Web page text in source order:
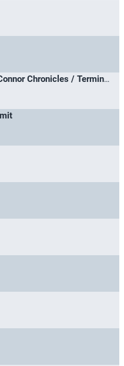
Terminator: Sarah Connor Chronicles / Terminator: S.C.C.